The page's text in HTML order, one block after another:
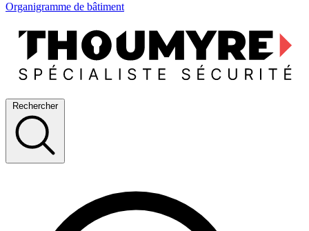
Organigramme de bâtiment
Rechercher